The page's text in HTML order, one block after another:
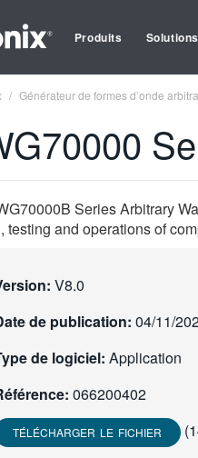
Produits Solutions
Générateur de formes d’onde
Series Arbitrary
testing and operations of
V8.0
de publication: 04/11/
de logiciel: Application
066200402
TÉLÉCHARGER LE FICHIER